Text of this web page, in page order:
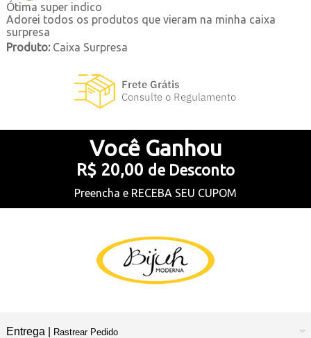
Ótima super indico
Adorei todos os produtos que vieram na minha caixa
surpresa
Produto:Caixa Surpresa
Você Ganhou
R$ 20,00 de Desconto
Preencha e RECEBA SEU CUPOM
Entrega | Rastrear Pedido